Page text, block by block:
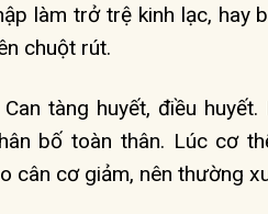
làm trở trệ kinh lạc, hay
chuột rút.
tàng huyết, điều
bố toàn thân. Lúc cơ
cân cơ giảm, nên thường